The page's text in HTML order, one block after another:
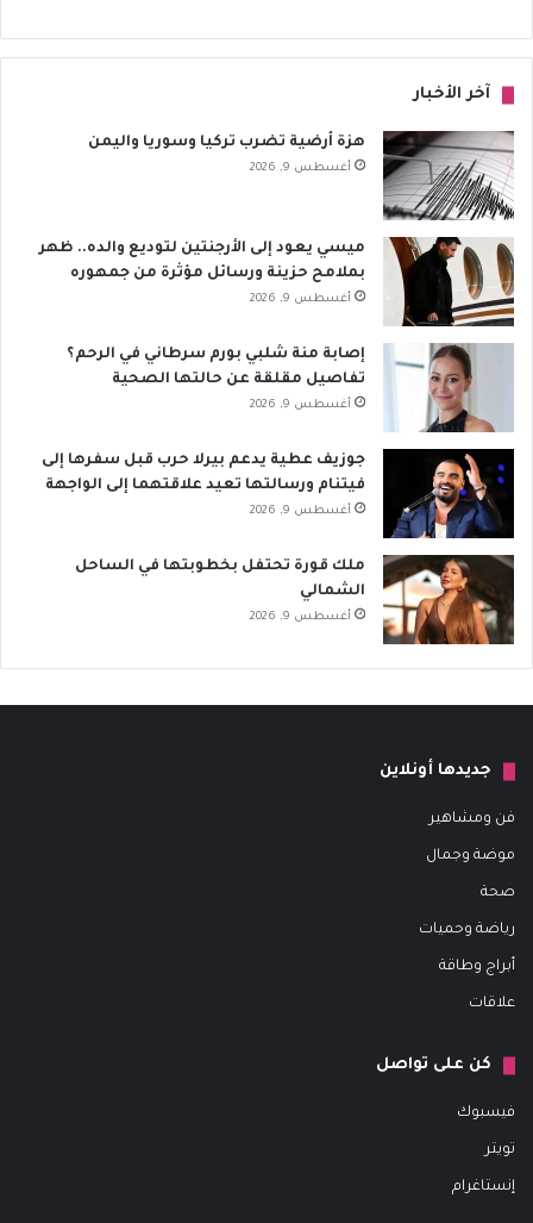
آخر الأخبار
هزة أرضية تضرب تركيا وسوريا واليمن
أغسطس 9, 2026
ميسي يعود إلى الأرجنتين لتوديع والده.. ظهر
بملامح حزينة ورسائل مؤثرة من جمهوره
أغسطس 9, 2026
إصابة منة شلبي بورم سرطاني في الرحم؟
تفاصيل مقلقة عن حالتها الصحية
أغسطس 9, 2026
جوزيف عطية يدعم بيرلا حرب قبل سفرها إلى
فيتنام ورسالتها تعيد علاقتهما إلى الواجهة
أغسطس 9, 2026
ملك قورة تحتفل بخطوبتها في الساحل
الشمالي
أغسطس 9, 2026
جديدها أونلاين
فن ومشاهير
موضة وجمال
صحة
رياضة وحميات
أبراج وطاقة
علاقات
كن على تواصل
فيسبوك
تويتر
إنستاغرام